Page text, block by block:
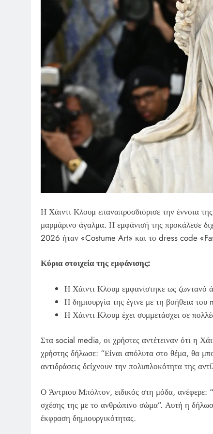
Η Χάιντι Κλουμ επαναπροσδιόρισε την έννοια
μαρμάρινο άγαλμα. Η εμφάνισή της προκάλεσε
2026 ήταν «Costume Art» και το dress code
Κύρια στοιχεία της εμφάνισης:
Η Χάιντι Κλουμ εμφανίστηκε ως ζωντανό
Η δημιουργία της έγινε με τη βοήθεια
Η Χάιντι Κλουμ έχει συμμετάσχει σε
Στα social media, οι χρήστες αντέτειναν ότι η
χρήστης δήλωσε: “Είναι απόλυτα στο θέμα, θα
αντιδράσεις δείχνουν την πολυπλοκότητα της
Ο Άντριου Μπόλτον, ειδικός στη μόδα, ανέφερε:
σχέσης της με το ανθρώπινο σώμα”. Αυτή η
έκφραση δημιουργικότητας.